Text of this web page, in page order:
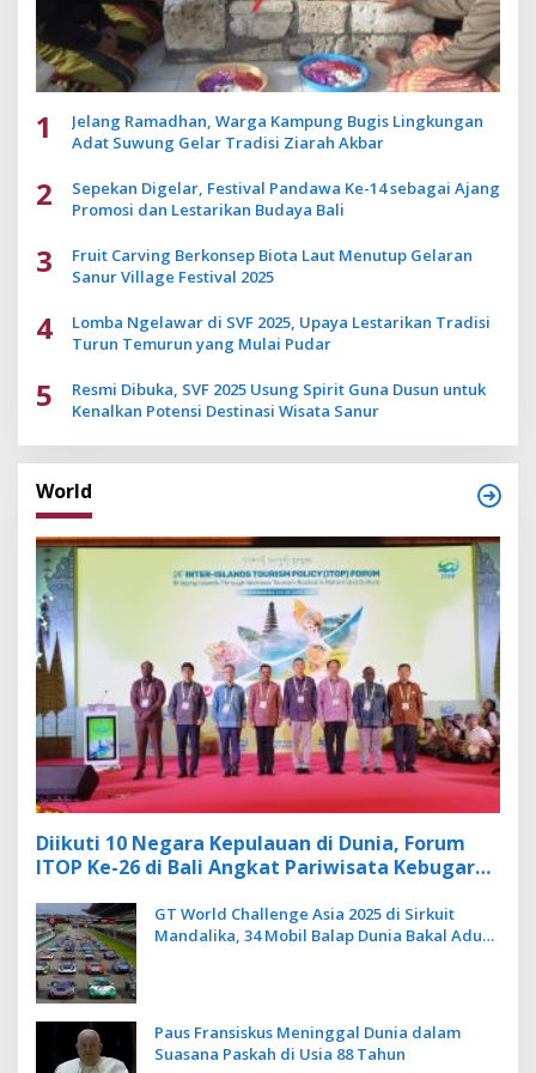
1
Jelang Ramadhan, Warga Kampung Bugis Lingkungan
Adat Suwung Gelar Tradisi Ziarah Akbar
2
Sepekan Digelar, Festival Pandawa Ke-14 sebagai Ajang
Promosi dan Lestarikan Budaya Bali
3
Fruit Carving Berkonsep Biota Laut Menutup Gelaran
Sanur Village Festival 2025
4
Lomba Ngelawar di SVF 2025, Upaya Lestarikan Tradisi
Turun Temurun yang Mulai Pudar
5
Resmi Dibuka, SVF 2025 Usung Spirit Guna Dusun untuk
Kenalkan Potensi Destinasi Wisata Sanur
World
Diikuti 10 Negara Kepulauan di Dunia, Forum
ITOP Ke-26 di Bali Angkat Pariwisata Kebugaran
GT World Challenge Asia 2025 di Sirkuit
Mandalika, 34 Mobil Balap Dunia Bakal Adu
Paus Fransiskus Meninggal Dunia dalam
Suasana Paskah di Usia 88 Tahun